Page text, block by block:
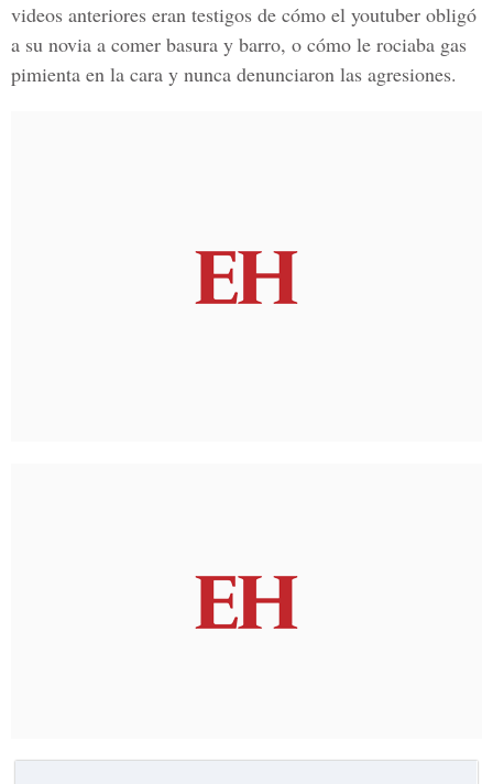
videos anteriores eran testigos de cómo el youtuber obligó
a su novia a comer basura y barro, o cómo le rociaba gas
pimienta en la cara y nunca denunciaron las agresiones.